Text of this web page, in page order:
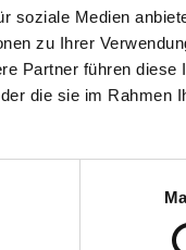
soziale Medien
zu Ihrer
Partner führen diese
die sie im Rahmen